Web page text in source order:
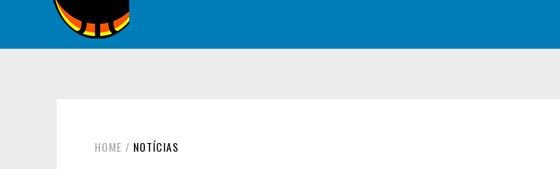
HOME / NOTÍCIAS